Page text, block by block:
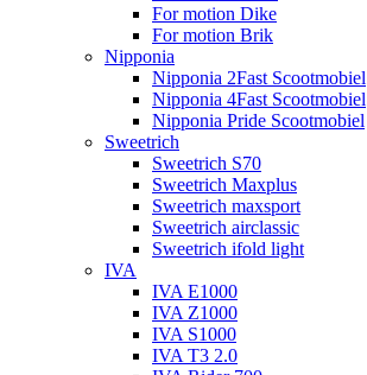
For motion Dike
For motion Brik
Nipponia
Nipponia 2Fast Scootmobiel
Nipponia 4Fast Scootmobiel
Nipponia Pride Scootmobiel
Sweetrich
Sweetrich S70
Sweetrich Maxplus
Sweetrich maxsport
Sweetrich airclassic
Sweetrich ifold light
IVA
IVA E1000
IVA Z1000
IVA S1000
IVA T3 2.0